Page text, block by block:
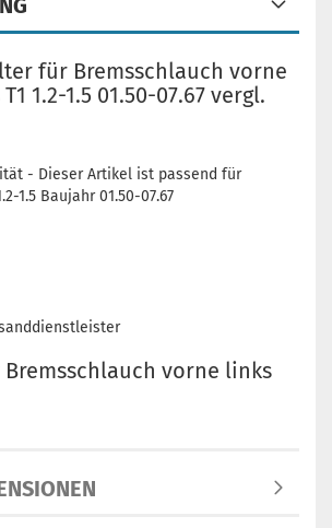
für Bremsschlauch vorne
1.2-1.5 01.50-07.67 vergl.
- Dieser Artikel ist passend für
1.5 Baujahr 01.50-07.67
vorne links